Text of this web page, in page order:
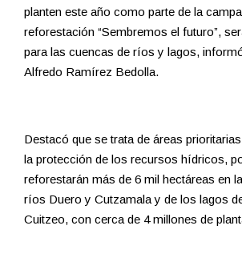
planten este año como parte de la
reforestación “Sembremos el futuro”,
para las cuencas de ríos y lagos,
Alfredo Ramírez Bedolla.
Destacó que se trata de áreas
la protección de los recursos hídricos,
reforestarán más de 6 mil hectáreas en
ríos Duero y Cutzamala y de los lagos
Cuitzeo, con cerca de 4 millones de